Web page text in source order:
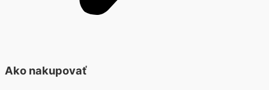
Ako nakupovať